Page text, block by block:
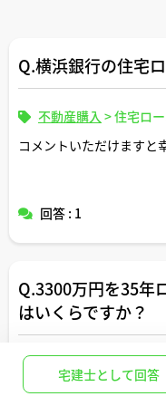
Q.横浜銀行の住宅
不動産購入 >住宅ロ
コメントいただけますと
回答 : 1
Q.3300万円を35年
はいくらですか？
不動産購入>住宅ロ
住宅ローン3300万円を
宅建士として回答